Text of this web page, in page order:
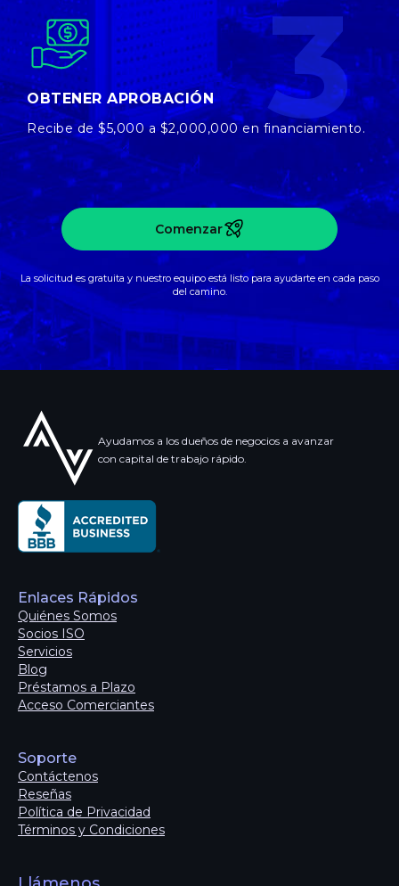
OBTENER APROBACIÓN
Recibe de $5,000 a $2,000,000 en financiamiento.
3
Comenzar
La solicitud es gratuita y nuestro equipo está listo para ayudarte en cada paso
del camino.
Ayudamos a los dueños de negocios a avanzar
con capital de trabajo rápido.
Enlaces Rápidos
Quiénes Somos
Socios ISO
Servicios
Blog
Préstamos a Plazo
Acceso Comerciantes
Soporte
Contáctenos
Reseñas
Política de Privacidad
Términos y Condiciones